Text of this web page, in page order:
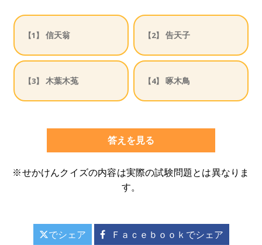
【1】 信天翁 【2】 告天子
【3】 木葉木菟 【4】 啄木鳥
答えを見る
※せかけんクイズの内容は実際の試験問題とは異なりま
す。
でシェア Ｆａｃｅｂｏｏｋでシェア